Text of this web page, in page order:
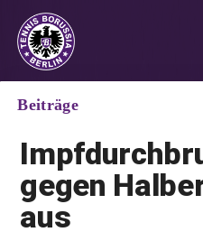
Beiträge
gegen
aus